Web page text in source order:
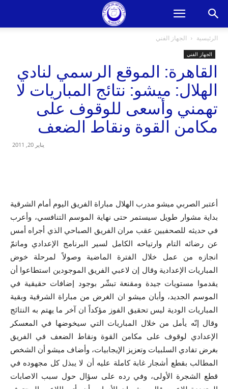
الرئيسية الجهاز الفني
الجهاز الفني
القاهرة: الموقع الرسمي لنادي
الهلال: ميشو: نتائج المباريات لا
تهمني وأسعى للوقوف على
مكامن القوة ونقاط الضعف
يناير 20, 2011
أعتبر الصربي ميشو مدرب الهلال مباراة الفريق اليوم أمام الشرقية
بداية مشوار طويل سيستمر حتى نهاية الموسم التنافسي، وأعرب
في حديثه للصحفيين عقب مران الفريق الصباحي الذي أجراه أمس
عن رضائه التام وارتياحه الكامل لسير البرنامج الإعدادي وماتمّ
انجازه من عمل خلال الفترة الماضية وصولاً لمرحلة خوض
المباريات الإعدادية وقال إن لاعبي الفريق الموجودين استطاعوا أن
يقدموا مستويات جيدة ومقنعة تبشّر بوجود إضافات حقيقية في
الموسم الجديد، وأبان ميشو ان الغرض من مباراة الشرقية وبقية
المباريات الودية ليس تحقيق الفوز مؤكداً ان آخر ما يهتم به النتائج
وقال إنّه يأمل من خلال المباريات التي سيخوضها في المعسكر
الإعدادي لوقوف على مكامن القوة ونقاط الضعف في الفريق
بغرض تفادي السلبيات وتعزيز الإيجابيات، وأضاف ميشو أن الشخص
المطالب بقطع أشجار غابة كاملة عليه أن لا يبذل كل مجهوده في
قطع الشجرة الأولى، وفي رده على سؤال حول سبب الاصابات